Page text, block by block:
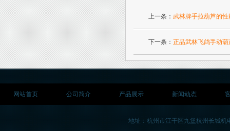
上一条： 武林牌手拉葫芦的
下一条： 正品武林飞鸽手动
网站首页 公司简介 产品展示 新闻动态
地址：杭州市江干区九堡杭州长城机